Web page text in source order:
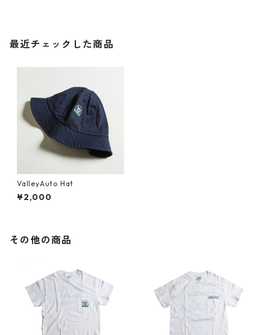
最近チェックした商品
ValleyAuto Hat
¥2,000
その他の商品